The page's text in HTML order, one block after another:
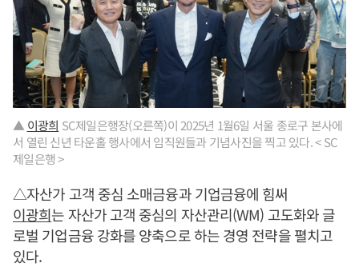
▲ 이광희 SC제일은행장(오른쪽)이 2025년 1월6일 서울 종로구 본사에
서 열린 신년 타운홀 행사에서 임직원들과 기념사진을 찍고 있다. < SC
제일은행 >
△자산가 고객 중심 소매금융과 기업금융에 힘써
이광희는 자산가 고객 중심의 자산관리(WM) 고도화와 글
로벌 기업금융 강화를 양축으로 하는 경영 전략을 펼치고
있다.